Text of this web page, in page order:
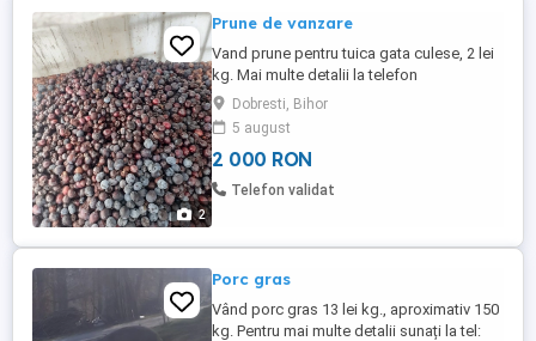
2
Prune de vanzare
Vand prune pentru tuica gata culese, 2 lei
kg. Mai multe detalii la telefon
Dobresti, Bihor
5 august
2 000 RON
Telefon validat
Porc gras
Vând porc gras 13 lei kg., aproximativ 150
kg. Pentru mai multe detalii sunați la tel: